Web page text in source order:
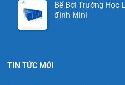
Bể Bơi Trường Học
đình Mini
TIN TỨC MỚI